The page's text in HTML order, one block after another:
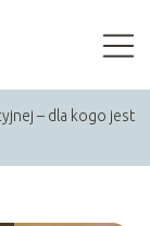
– dla kogo jest